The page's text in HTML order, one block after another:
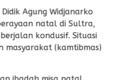
Agung Widjanarko
natal di Sultra,
kondusif. Situasi
masyarakat (kamtibmas)